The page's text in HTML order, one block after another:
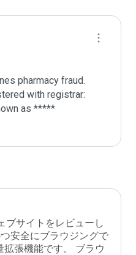
pharmacy fraud.
with registrar:
as *****
ブサイトをレビューし
安全にブラウジングで
張機能です。 ブラウ